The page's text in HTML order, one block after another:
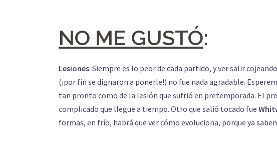
NO ME GUSTÓ:
Lesiones: Siempre es lo peor de cada partido, y ver salir
(¡por fin se dignaron a ponerle!) no fue nada agradable.
tan pronto como de la lesión que sufrió en pretemporada. El
complicado que llegue a tiempo. Otro que salió tocado fue
formas, en frío, habrá que ver cómo evoluciona, porque ya